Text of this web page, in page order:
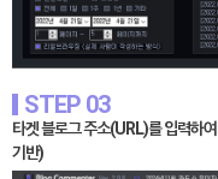
STEP 03
타겟 블로그 주소(URL)를 입력하여
기반)